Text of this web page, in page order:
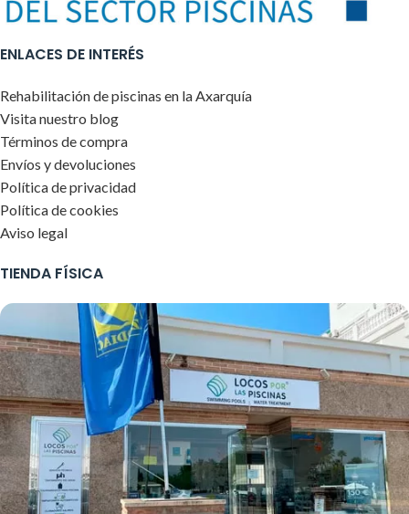
ENLACES DE INTERÉS
Rehabilitación de piscinas en la Axarquía
Visita nuestro blog
Términos de compra
Envíos y devoluciones
Política de privacidad
Política de cookies
Aviso legal
TIENDA FÍSICA